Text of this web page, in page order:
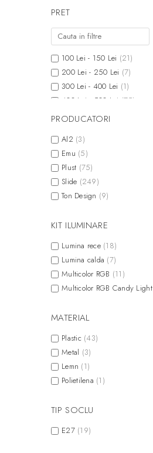
PRET
100 Lei - 150 Lei (21)
200 Lei - 250 Lei (7)
300 Lei - 400 Lei (1)
400 Lei - 500 Lei (75)
500 Lei - 750 Lei
Peste 1000 Lei
PRODUCATORI
Al2 (3)
Emu (5)
Plust (75)
Slide (249)
Ton Design (9)
KIT ILUMINARE
Lumina rece (18)
Lumina calda (7)
Multicolor RGB (11)
Multicolor RGB Candy Light
MATERIAL
Plastic (43)
Metal (3)
Lemn (1)
Polietilena (1)
TIP SOCLU
E27 (19)